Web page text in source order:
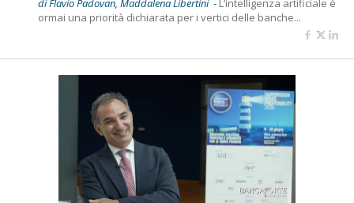
di Flavio Padovan, Maddalena Libertini - L’intelligenza artificiale è
ormai una priorità dichiarata per i vertici delle banche...